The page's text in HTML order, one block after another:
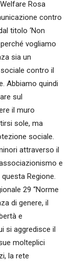
Rosa
contro
titolo ‘Non
vogliamo
sia un
contro il
Abbiamo quindi
sul
il muro
sole, ma
sociale.
attraverso il
e
Regione.
29 “Norme
di genere, il
e
si aggredisce il
molteplici
la rete